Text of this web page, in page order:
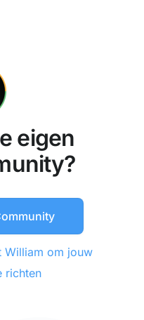
eigen
William om jouw
richten